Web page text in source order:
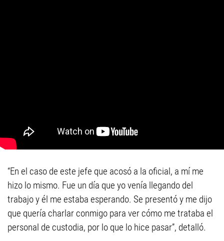
“En el caso de este jefe que acosó a la oficial, a mí me
hizo lo mismo. Fue un día que yo venía llegando del
trabajo y él me estaba esperando. Se presentó y me dijo
que quería charlar conmigo para ver cómo me trataba el
personal de custodia, por lo que lo hice pasar”, detalló.